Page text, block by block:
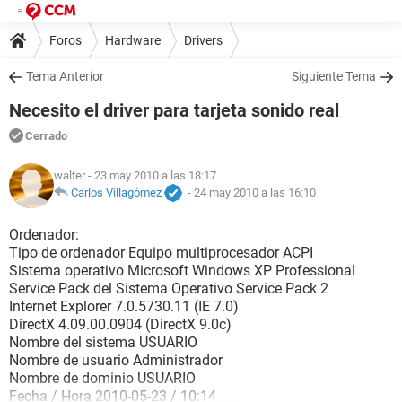
Foros Hardware Drivers
Tema Anterior Siguiente Tema
Necesito el driver para tarjeta sonido real
Cerrado
walter - 23 may 2010 a las 18:17
Carlos Villagómez
- 24 may 2010 a las 16:10
Ordenador:
Tipo de ordenador Equipo multiprocesador ACPI
Sistema operativo Microsoft Windows XP Professional
Service Pack del Sistema Operativo Service Pack 2
Internet Explorer 7.0.5730.11 (IE 7.0)
DirectX 4.09.00.0904 (DirectX 9.0c)
Nombre del sistema USUARIO
Nombre de usuario Administrador
Nombre de dominio USUARIO
Fecha / Hora 2010-05-23 / 10:14